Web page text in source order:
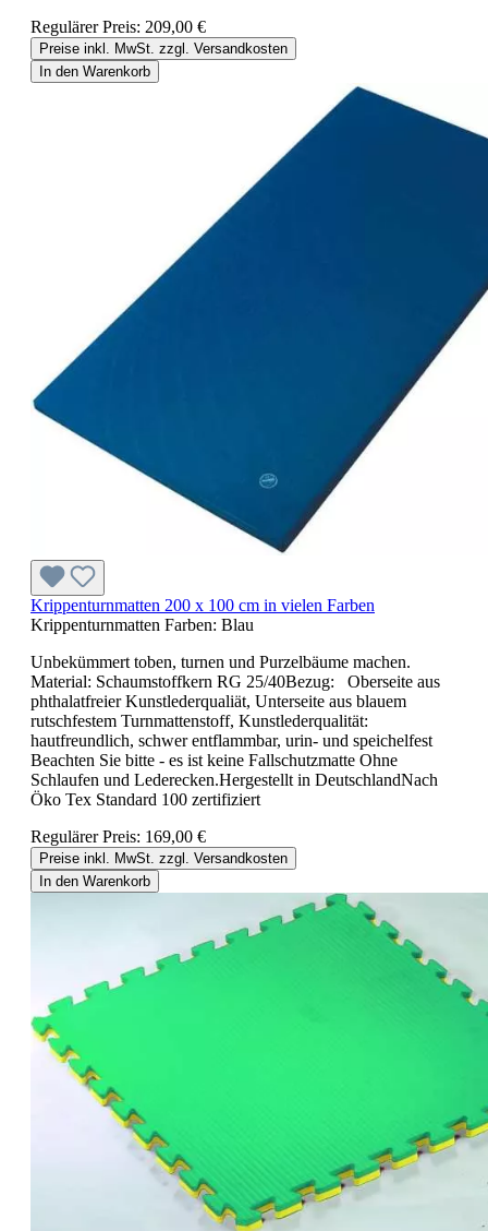
Regulärer Preis: 209,00 €
Preise inkl. MwSt. zzgl. Versandkosten
In den Warenkorb
Krippenturnmatten 200 x 100 cm in vielen Farben
Krippenturnmatten Farben: Blau
Unbekümmert toben, turnen und Purzelbäume machen.
Material: Schaumstoffkern RG 25/40Bezug: Oberseite aus
phthalatfreier Kunstlederqualiät, Unterseite aus blauem
rutschfestem Turnmattenstoff, Kunstlederqualität:
hautfreundlich, schwer entflammbar, urin- und speichelfest
Beachten Sie bitte - es ist keine Fallschutzmatte Ohne
Schlaufen und Lederecken.Hergestellt in DeutschlandNach
Öko Tex Standard 100 zertifiziert
Regulärer Preis: 169,00 €
Preise inkl. MwSt. zzgl. Versandkosten
In den Warenkorb